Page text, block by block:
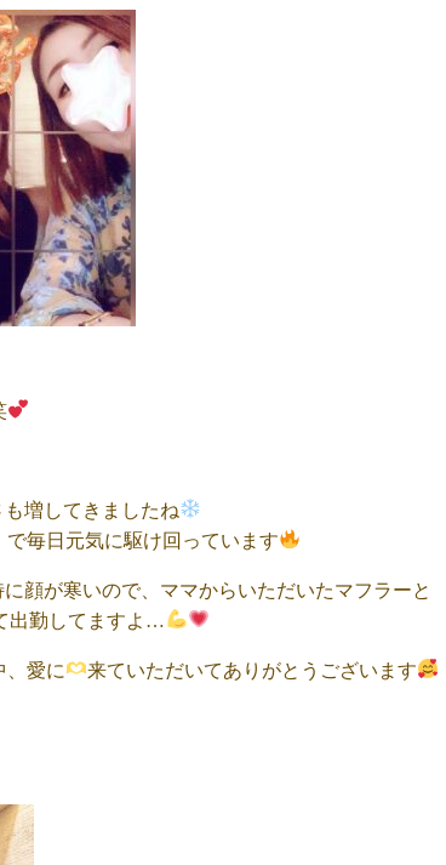
増してきましたね
で毎日元気に駆け回っています
顔が寒いので、ママからいただいたマフラーと
出勤してますよ…
、愛に 来ていただいてありがとうございます